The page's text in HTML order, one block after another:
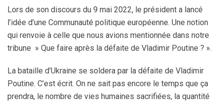
Lors de son discours du 9 mai 2022, le président a lancé
l’idée d’une Communauté politique européenne. Une notion
qui renvoie à celle que nous avions mentionnée dans notre
tribune » Que faire après la défaite de Vladimir Poutine ? ».
La bataille d’Ukraine se soldera par la défaite de Vladimir
Poutine. C’est écrit. On ne sait pas encore le temps que ça
prendra, le nombre de vies humaines sacrifiées, la quantité